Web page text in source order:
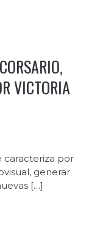
VICTORIA
caracteriza por
generar
[…]